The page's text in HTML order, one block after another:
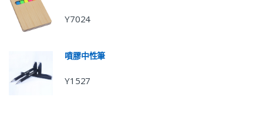
Y7024
噴膠中性筆
Y1527